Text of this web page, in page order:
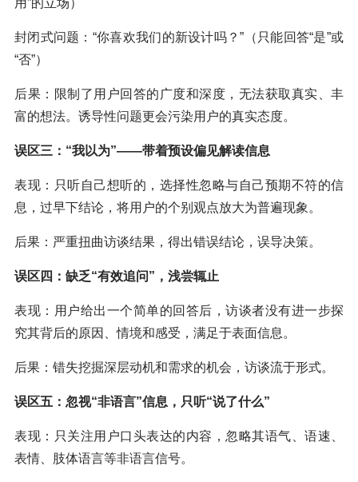
封闭式问题：“你喜欢我们的新设计吗？”（只能回答“是”或
“否”）
后果：限制了用户回答的广度和深度，无法获取真实、丰
富的想法。诱导性问题更会污染用户的真实态度。
误区三：“我以为”——带着预设偏见解读信息
表现：只听自己想听的，选择性忽略与自己预期不符的信
息，过早下结论，将用户的个别观点放大为普遍现象。
后果：严重扭曲访谈结果，得出错误结论，误导决策。
误区四：缺乏“有效追问”，浅尝辄止
表现：用户给出一个简单的回答后，访谈者没有进一步探
究其背后的原因、情境和感受，满足于表面信息。
后果：错失挖掘深层动机和需求的机会，访谈流于形式。
误区五：忽视“非语言”信息，只听“说了什么”
表现：只关注用户口头表达的内容，忽略其语气、语速、
表情、肢体语言等非语言信号。